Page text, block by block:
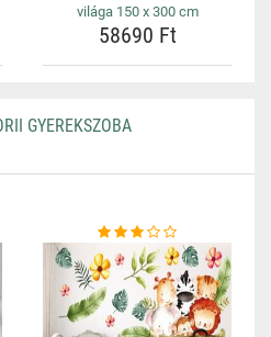
világa 150 x 300 cm
58690 Ft
GYEREKSZOBA